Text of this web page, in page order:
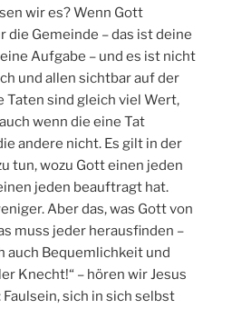
wir es? Wenn Gott
die Gemeinde – das ist deine
Aufgabe – und es ist nicht
und allen sichtbar auf der
Taten sind gleich viel Wert,
wenn die eine Tat
andere nicht. Es gilt in der
tun, wozu Gott einen jeden
jeden beauftragt hat.
Aber das, was Gott von
muss jeder herausfinden –
auch Bequemlichkeit und
Knecht!“ – hören wir Jesus
sich in sich selbst